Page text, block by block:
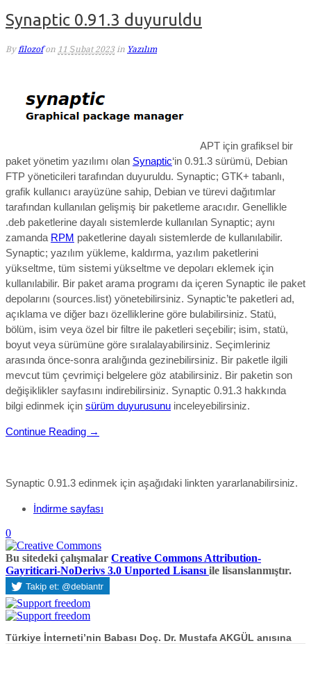
Synaptic 0.91.3 duyuruldu
By filozof on 11 Şubat 2023 in Yazılım
APT için grafiksel bir
paket yönetim yazılımı olan Synaptic‘in 0.91.3 sürümü, Debian
FTP yöneticileri tarafından duyuruldu. Synaptic; GTK+ tabanlı,
grafik kullanıcı arayüzüne sahip, Debian ve türevi dağıtımlar
tarafından kullanılan gelişmiş bir paketleme aracıdır. Genellikle
.deb paketlerine dayalı sistemlerde kullanılan Synaptic; aynı
zamanda RPM paketlerine dayalı sistemlerde de kullanılabilir.
Synaptic; yazılım yükleme, kaldırma, yazılım paketlerini
yükseltme, tüm sistemi yükseltme ve depoları eklemek için
kullanılabilir. Bir paket arama programı da içeren Synaptic ile paket
depolarını (sources.list) yönetebilirsiniz. Synaptic’te paketleri ad,
açıklama ve diğer bazı özelliklerine göre bulabilirsiniz. Statü,
bölüm, isim veya özel bir filtre ile paketleri seçebilir; isim, statü,
boyut veya sürümüne göre sıralalayabilirsiniz. Seçimleriniz
arasında önce-sonra aralığında gezinebilirsiniz. Bir paketle ilgili
mevcut tüm çevrimiçi belgelere göz atabilirsiniz. Bir paketin son
değişiklikler sayfasını indirebilirsiniz. Synaptic 0.91.3 hakkında
bilgi edinmek için sürüm duyurusunu inceleyebilirsiniz.
Continue Reading →
Synaptic 0.91.3 edinmek için aşağıdaki linkten yararlanabilirsiniz.
İndirme sayfası
0
Bu sitedeki çalışmalar Creative Commons Attribution-
Gayriticari-NoDerivs 3.0 Unported Lisansı ile lisanslanmıştır.
Türkiye İnterneti’nin Babası Doç. Dr. Mustafa AKGÜL anısına